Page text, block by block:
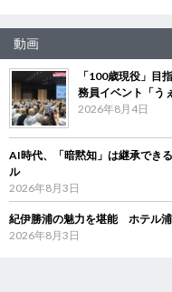
動画
「100歳現役」
務員イベント「う
2026年8月4日
AI時代、「暗黙知」は継承でき
ル
2026年8月3日
紀伊勝浦の魅力を堪能 ホテル
2026年8月3日